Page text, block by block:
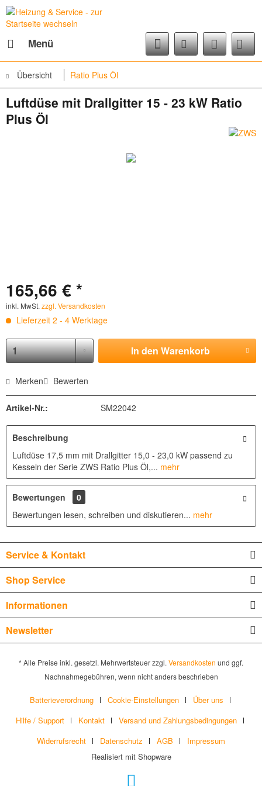
Menü
Übersicht Ratio Plus Öl
Luftdüse mit Drallgitter 15 - 23 kW Ratio
Plus Öl
165,66 € *
inkl. MwSt. zzgl. Versandkosten
Lieferzeit 2 - 4 Werktage
In denWarenkorb
Merken Bewerten
Artikel-Nr.: SM22042
Beschreibung
Luftdüse 17,5 mm mit Drallgitter 15,0 - 23,0 kW passend zu
Kesseln der Serie ZWS Ratio Plus Öl,... mehr
Bewertungen
0
Bewertungen lesen, schreiben und diskutieren... mehr
Service & Kontakt
Shop Service
Informationen
Newsletter
* Alle Preise inkl. gesetzl. Mehrwertsteuer zzgl. Versandkosten und ggf.
Nachnahmegebühren, wenn nicht anders beschrieben
Batterieverordnung Cookie-Einstellungen
Über uns
Hilfe / Support
Kontakt
Versand und Zahlungsbedingungen
Widerrufsrecht
Datenschutz AGB
Impressum
Realisiert mit Shopware